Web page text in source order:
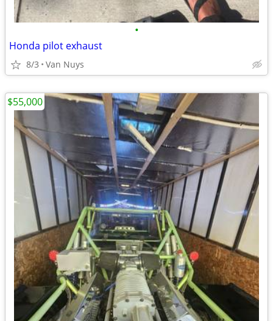
•
Honda pilot exhaust
8/3 Van Nuys
$55,000